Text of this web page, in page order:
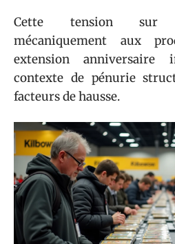
Cette tension sur
mécaniquement aux
extension anniversaire
contexte de pénurie
facteurs de hausse.